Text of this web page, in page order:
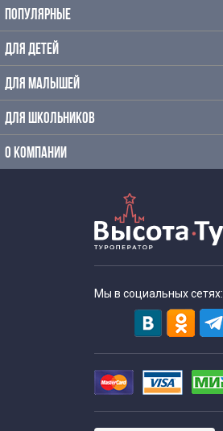
ПОПУЛЯРНЫЕ
ДЛЯ ДЕТЕЙ
ДЛЯ МАЛЫШЕЙ
ДЛЯ ШКОЛЬНИКОВ
О КОМПАНИИ
Мы в социальных сетях: